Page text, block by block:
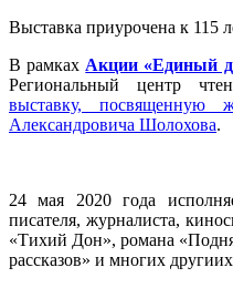
Выставка приурочена к 115
В рамках Акции «Единый
Региональный центр
выставку, посвященную
Александровича Шолохова.
24 мая 2020 года
писателя, журналиста,
«Тихий Дон», романа
рассказов» и многих